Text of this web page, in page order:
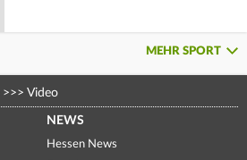
MEHR SPORT
>>> Video
NEWS
Hessen News